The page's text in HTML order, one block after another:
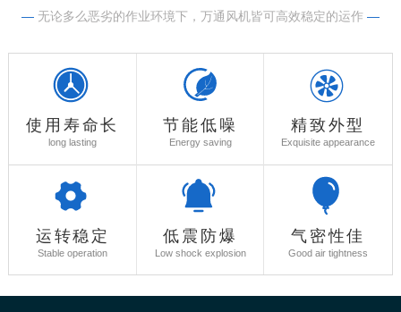
— 无论多么恶劣的作业环境下，万通风机皆可高效稳定的运作 —
使用寿命长
long lasting
节能低噪
Energy saving
精致外型
Exquisite appearance
运转稳定
Stable operation
低震防爆
Low shock explosion
气密性佳
Good air tightness